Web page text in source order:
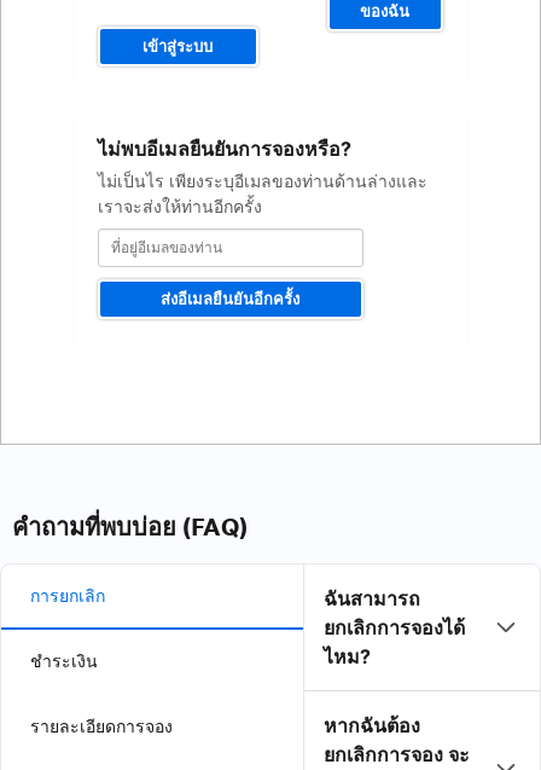
เข้าสู่ระบบ
ของฉัน
ไม่พบอีเมลยืนยันการจองหรือ?
ไม่เป็นไร เพียงระบุอีเมลของท่านด้านล่างและ
เราจะส่งให้ท่านอีกครั้ง
อีเมล
ส่งอีเมลยืนยันอีกครั้ง
คำถามที่พบบ่อย (FAQ)
การยกเลิก
ชำระเงิน
รายละเอียดการจอง
ฉันสามารถ
ยกเลิกการจองได้
ไหม?
หากฉันต้อง
ยกเลิกการจอง จะ